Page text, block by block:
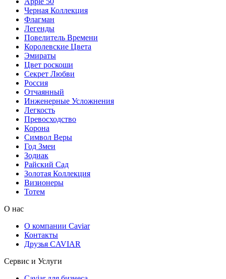
Черная Коллекция
Флагман
Легенды
Повелитель Времени
Королевские Цвета
Эмираты
Цвет роскоши
Секрет Любви
Россия
Отчаянный
Инженерные Усложнения
Легкость
Превосходство
Корона
Символ Веры
Год Змеи
Зодиак
Райский Сад
Золотая Коллекция
Визионеры
Тотем
О нас
О компании Caviar
Контакты
Друзья CAVIAR
Сервис и Услуги